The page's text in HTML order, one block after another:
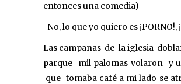
entonces una comedia)
-No, lo que yo quiero es ¡PORNO!,
Las campanas de la iglesia
parque mil palomas volaron y
que tomaba café a mi lado se